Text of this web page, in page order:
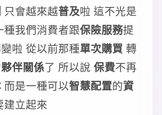
只會越來越普及啦 這不光是
種我們消費者跟保險服務提
啦 從以前那種單次購買 轉
夥伴關係了 所以說 保費不再
而是一種可以智慧配置的資
建立起來